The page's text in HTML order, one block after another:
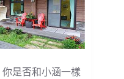
是否和小涵一樣